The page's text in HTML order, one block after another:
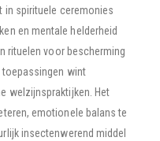
in spirituele ceremonies
en mentale helderheid
rituelen voor bescherming
toepassingen wint
welzijnspraktijken. Het
emotionele balans te
insectenwerend middel